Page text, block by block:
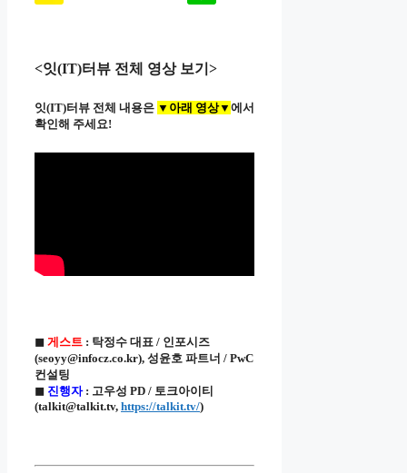
<잇(IT)터뷰 전체 영상 보기>
잇(IT)터뷰 전체 내용은 ▼아래 영상▼ 에서
확인해 주세요!
◼ 게스트 : 탁정수 대표 / 인포시즈
(seoyy@infocz.co.kr), 성윤호 파트너 / PwC
컨설팅
◼ 진행자: 고우성 PD / 토크아이티
(talkit@talkit.tv, https://talkit.tv/)